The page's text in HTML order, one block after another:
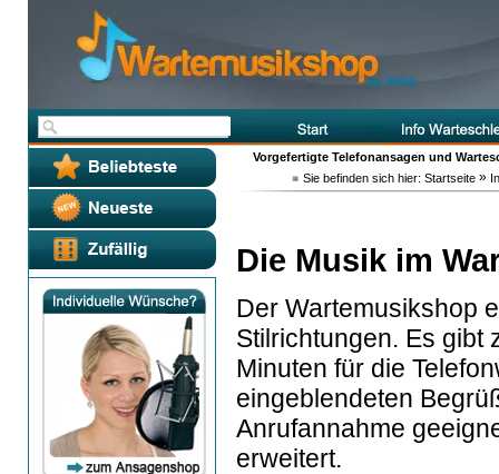
Vorgefertigte Telefonansagen und
Sie befinden sich hier: Startseite »
Die Musik im
Der Wartemusikshop
Stilrichtungen. Es gibt
Minuten für die
eingeblendeten
Anrufannahme
erweitert.